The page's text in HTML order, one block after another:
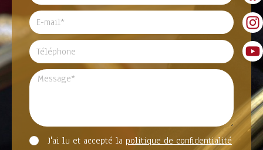
J'ai lu et accepté la politique de confidentialité